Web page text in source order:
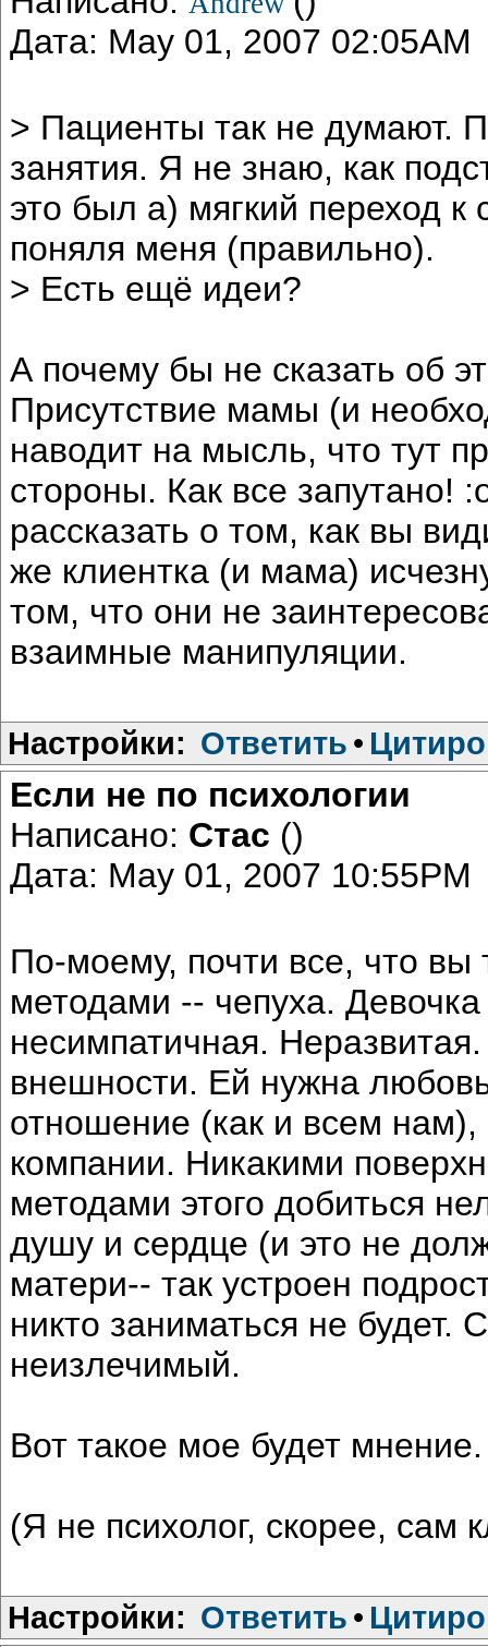
Дата: May 01, 2007 02:05AM
> Пациенты так не думают.
занятия. Я не знаю, как
это был а) мягкий переход
поняля меня (правильно).
> Есть ещё идеи?
А почему бы не сказать об
Присутствие мамы (и
наводит на мысль, что тут
стороны. Как все запутано!
рассказать о том, как вы
же клиентка (и мама)
том, что они не
взаимные манипуляции.
Настройки: Ответить •
Если не по психологии
Написано: Стас ()
Дата: May 01, 2007 10:55PM
По-моему, почти все, что
методами -- чепуха.
несимпатичная.
внешности. Ей нужна
отношение (как и всем
компании. Никакими
методами этого добиться
душу и сердце (и это не
матери-- так устроен
никто заниматься не будет.
неизлечимый.
Вот такое мое будет мнение.
(Я не психолог, скорее, сам
Настройки: Ответить •